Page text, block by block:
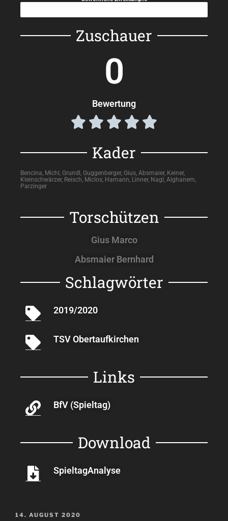
Zuschauer
0
Bewertung
    
Kader
Bencina, Michl, Grundl, Guggenberger, Gius, Absmaier, Keiner,
Kleinschwärzer, Reisch, Miclos, Hamann, Linner, Nagl, Alghanem,
Parzinger
Torschützen
Gius Marco
Absmaier Bernhard
Schlagwörter
2019/2020
TSV Obertaufkirchen
Links
BfV (Spieltag)
Download
SpieltagAnalyse
14. AUGUST 2020